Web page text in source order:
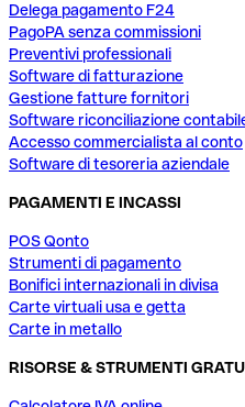
Delega pagamento F24
PagoPA senza commissioni
Preventivi professionali
Software di fatturazione
Gestione fatture fornitori
Software riconciliazione
Accesso commercialista al conto
Software di tesoreria aziendale
PAGAMENTI E INCASSI
POS Qonto
Strumenti di pagamento
Bonifici internazionali in divisa
Carte virtuali usa e getta
Carte in metallo
RISORSE & STRUMENTI